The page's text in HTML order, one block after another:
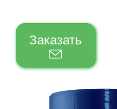
Заказать